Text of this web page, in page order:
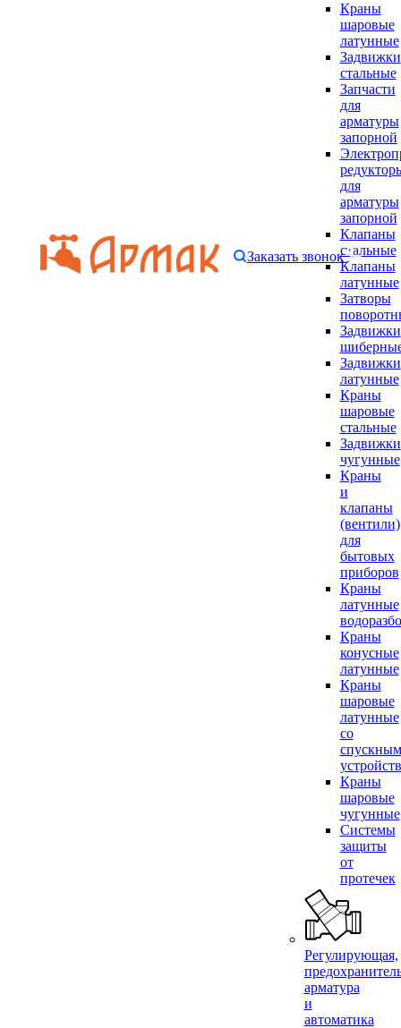
Краны
шаровые
латунные
Задвижки
стальные
Запчасти
для
арматуры
запорной
для
арматуры
запорной
Клапаны
стальные
Клапаны
латунные
Затворы
Задвижки
Задвижки
латунные
Краны
шаровые
стальные
Задвижки
чугунные
Краны
и
клапаны
(вентили)
для
бытовых
приборов
Краны
латунные
Краны
конусные
латунные
Краны
шаровые
латунные
со
спускным
Краны
шаровые
чугунные
Системы
защиты
от
протечек
Регулирующая,
арматура
и
автоматика
Заказать звонок